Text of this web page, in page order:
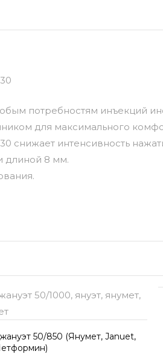
потребностям инъекций
для максимального
снижает интенсивность
длиной 8 мм.
50/850 (Янумет, Januet,